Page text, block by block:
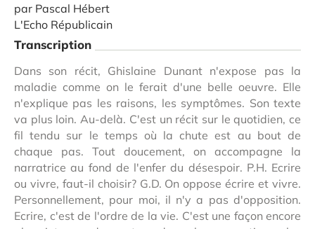
par Pascal Hébert
L'Echo Républicain
Transcription
Dans son récit, Ghislaine Dunant n'expose pas la
maladie comme on le ferait d'une belle oeuvre. Elle
n'explique pas les raisons, les symptômes. Son texte
va plus loin. Au-delà. C'est un récit sur le quotidien, ce
fil tendu sur le temps où la chute est au bout de
chaque pas. Tout doucement, on accompagne la
narratrice au fond de l'enfer du désespoir. P.H. Ecrire
ou vivre, faut-il choisir? G.D. On oppose écrire et vivre.
Personnellement, pour moi, il n'y a pas d'opposition.
Ecrire, c'est de l'ordre de la vie. C'est une façon encore